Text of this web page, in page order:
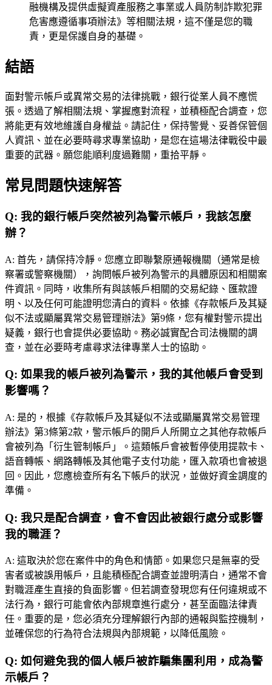
融機構及提供虛擬資產服務之事業或人員防制詐欺犯罪
危害應遵循事項辦法》等相關法規，這不僅是您的職
責，更是保護自身的基礎。
結語
面對警示帳戶或異常交易的法律挑戰，銀行從業人員不應慌
張。透過了解相關法規、掌握應對流程，並積極配合調查，您
將能更有效地維護自身權益。請記住，保持警覺、妥善保管個
人資訊、並在必要時尋求專業協助，是您在這場法律戰役中最
重要的武器。願您能順利度過難關，重拾平靜。
常見問題快速解答
Q: 我的銀行帳戶突然被列為警示帳戶，我該怎麼
辦？
A: 首先，請保持冷靜。您應立即聯繫原通報機關（通常是檢
察署或警察機關），詢問帳戶被列為警示的具體原因和相關案
件資訊。同時，收集所有與該帳戶相關的交易紀錄、匯款證
明、以及任何可能證明您清白的資料。依據《存款帳戶及其疑
似不法或顯屬異常交易管理辦法》第9條，您有權對警示提出
疑義，銀行也會提供必要協助。務必誠實配合司法機關的調
查，並在必要時考慮尋求法律專業人士的協助。
Q: 如果我的帳戶被列為警示，我的其他帳戶會受到
影響嗎？
A: 是的，根據《存款帳戶及其疑似不法或顯屬異常交易管理
辦法》第3條第2款，警示帳戶的開戶人所開立之其他存款帳戶
會被列為「衍生管制帳戶」。這類帳戶會被暫停使用提款卡、
語音轉帳、網路轉帳及其他電子支付功能，匯入款項也會被退
回。因此，您應檢查所有名下帳戶的狀況，並做好資金調度的
準備。
Q: 我只是配合調查，會不會因此被銀行處分或影響
我的職涯？
A: 這取決於您在案件中的角色和情節。如果您只是無辜的受
害者或被誤用帳戶，且能積極配合調查並證明清白，通常不會
對職涯產生直接的負面影響。但若調查發現您有任何違規或不
法行為，銀行可能會依內部規章進行處分，甚至面臨法律責
任。重要的是，您必須充分理解銀行內部的通報與監控機制，
並確保您的行為符合法規與內部規範，以降低風險。
Q: 如何避免我的個人帳戶被詐騙集團利用，成為警
示帳戶？